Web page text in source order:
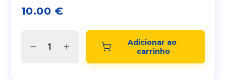
10.00 €
Adicionar ao
carrinho